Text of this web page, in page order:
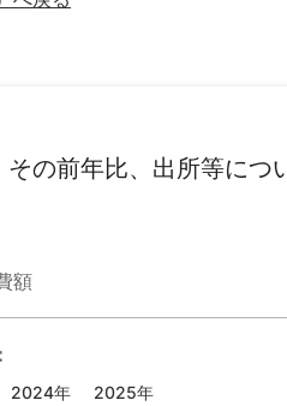
の前年比、出所等につ
額
：
2024年 2025年